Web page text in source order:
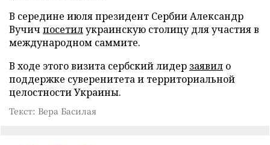
В середине июля президент Сербии Александр
Вучич посетилукраинскую столицу для участия в
международном саммите.
В ходе этого визита сербский лидер заявил о
поддержке суверенитета и территориальной
целостности Украины.
Текст: Вера Басилая